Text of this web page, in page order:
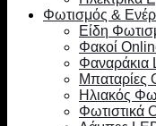
Φωτισμός &
Είδη
Φακοί
Φαναράκια
Μπαταρίες
Ηλιακός
Φωτιστικά